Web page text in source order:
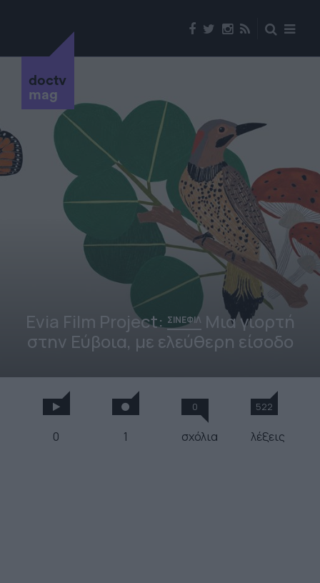
doctv
mag
Evia Film Project: ΣΙΝΕΦΙΛ Μια γιορτή
στην Εύβοια, με ελεύθερη είσοδο
0 1
0
σχόλια
522
λέξεις